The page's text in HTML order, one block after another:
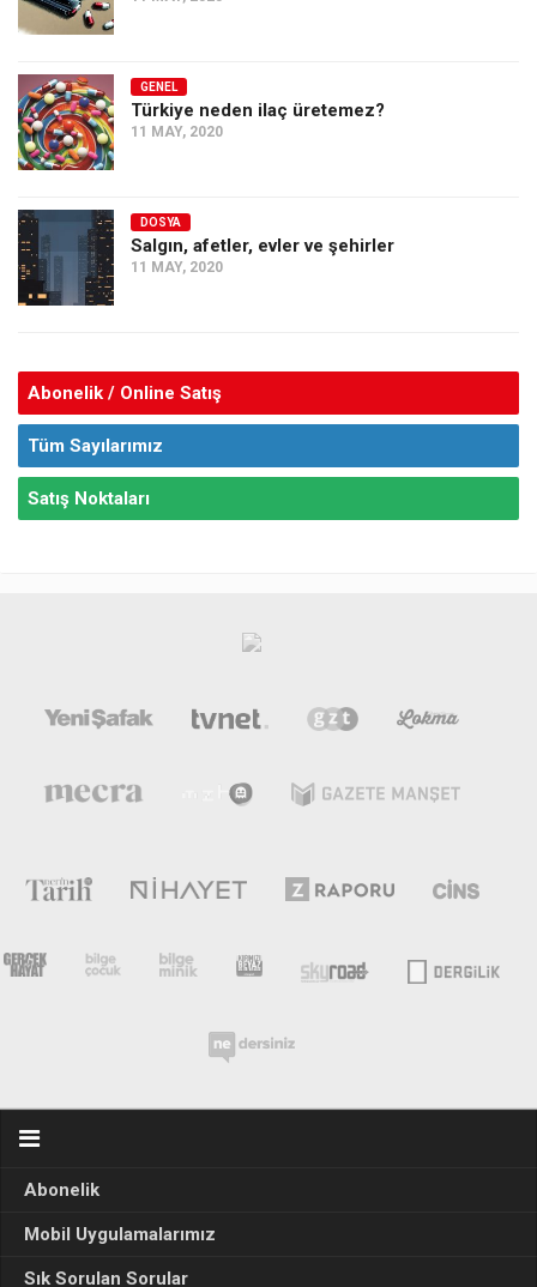
GENEL
Türkiye neden ilaç üretemez?
11 MAY, 2020
DOSYA
Salgın, afetler, evler ve şehirler
11 MAY, 2020
Abonelik / Online Satış
Tüm Sayılarımız
Satış Noktaları
Abonelik
Mobil Uygulamalarımız
Sık Sorulan Sorular